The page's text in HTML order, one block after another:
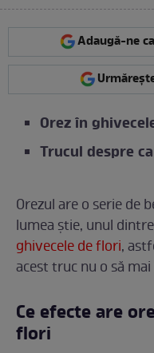
Adaugă-ne
Orez în
Trucul despre
Orezul are o serie de
lumea știe, unul
ghivecele de flori,
acest truc nu o să
Ce efecte are
flori